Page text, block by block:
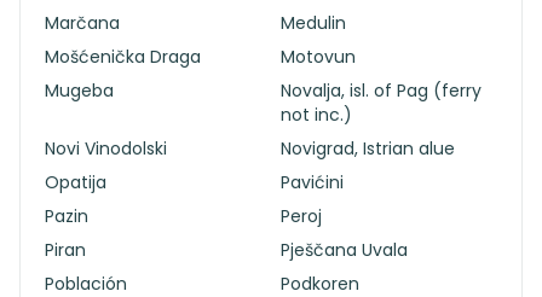
Marčana
Medulin
Mošćenička Draga
Motovun
Mugeba
Novalja, isl. of Pag (ferry
not inc.)
Novi Vinodolski
Novigrad, Istrian alue
Opatija
Pavićini
Pazin
Peroj
Piran
Pješčana Uvala
Población
Podkoren